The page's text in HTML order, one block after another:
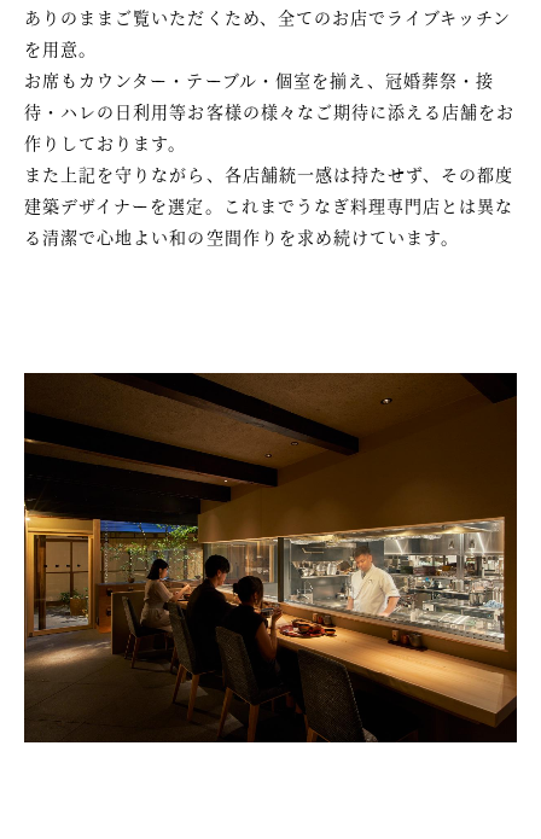
ありのままご覧いただくため、全てのお店でライブキッチン
を用意。
お席もカウンター・テーブル・個室を揃え、冠婚葬祭・接
待・ハレの日利用等お客様の様々なご期待に添える店舗をお
作りしております。
また上記を守りながら、各店舗統一感は持たせず、その都度
建築デザイナーを選定。これまでうなぎ料理専門店とは異な
る清潔で心地よい和の空間作りを求め続けています。